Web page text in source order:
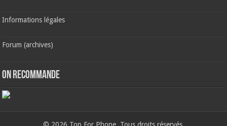
Informations légales
Forum (archives)
ON RECOMMANDE